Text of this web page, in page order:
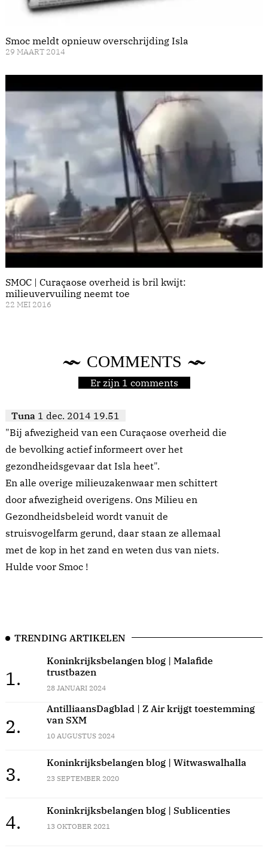
Smoc meldt opnieuw overschrijding Isla
29 MAART 2014
SMOC | Curaçaose overheid is bril kwijt:
milieuvervuiling neemt toe
22 MEI 2016
COMMENTS
Er zijn 1 comments
Tuna 1 dec. 2014 19.51
"Bij afwezigheid van een Curaçaose overheid die
de bevolking actief informeert over het
gezondheidsgevaar dat Isla heet".
En alle overige milieuzakenwaar men schittert
door afwezigheid overigens. Ons Milieu en
Gezondheidsbeleid wordt vanuit de
struisvogelfarm gerund, daar staan ze allemaal
met de kop in het zand en weten dus van niets.
Hulde voor Smoc !
TRENDING ARTIKELEN
1.
Koninkrijksbelangen blog | Malafide
trustbazen
28 JANUARI 2024
2.
AntilliaansDagblad | Z Air krijgt toestemming
van SXM
10 AUGUSTUS 2024
3.
Koninkrijksbelangen blog | Witwaswalhalla
23 SEPTEMBER 2020
4.
Koninkrijksbelangen blog | Sublicenties
13 OKTOBER 2021